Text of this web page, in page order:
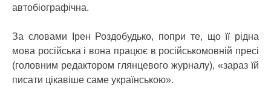
автобіографічна.
За словами Ірен Роздобудько, попри те, що її рідна
мова російська і вона працює в російськомовній пресі
(головним редактором глянцевого журналу), «зараз їй
писати цікавіше саме українською».